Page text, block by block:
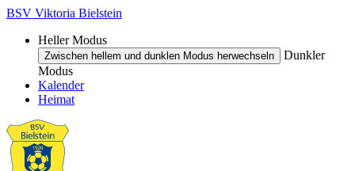
BSV Viktoria Bielstein
Heller Modus
Zwischen hellem und dunklen Modus herwechseln
Dunkler
Modus
Kalender
Heimat